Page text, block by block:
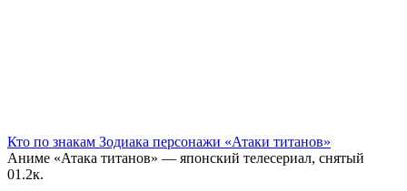
Кто по знакам Зодиака персонажи «Атаки титанов»
Аниме «Атака титанов» — японский телесериал, снятый
01.2к.